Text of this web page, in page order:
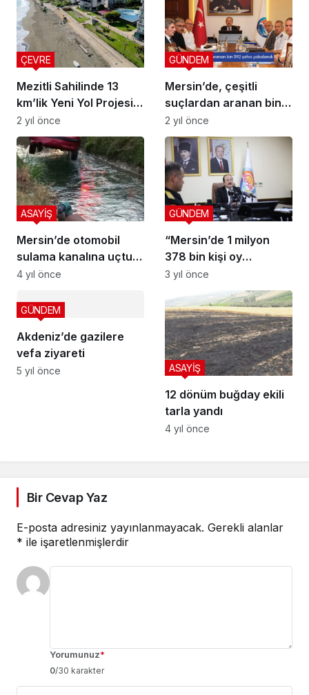
Mezitli Sahilinde 13
km’lik Yeni Yol Projesi
Başladı
ÇEVRE
2 yıl önce
Mersin’de, çeşitli
suçlardan aranan bin
592 şahıs yakalandı
GÜNDEM
2 yıl önce
Mersin’de otomobil
sulama kanalına uçtu:
2 ölü
ASAYİŞ
4 yıl önce
“Mersin’de 1 milyon
378 bin kişi oy
kullanacak”
GÜNDEM
3 yıl önce
Akdeniz’de gazilere
vefa ziyareti
GÜNDEM
5 yıl önce
12 dönüm buğday ekili
tarla yandı
ASAYİŞ
4 yıl önce
Bir Cevap Yaz
E-posta adresiniz yayınlanmayacak. Gerekli alanlar
* ile işaretlenmişlerdir
Yorumunuz*
0/30 karakter